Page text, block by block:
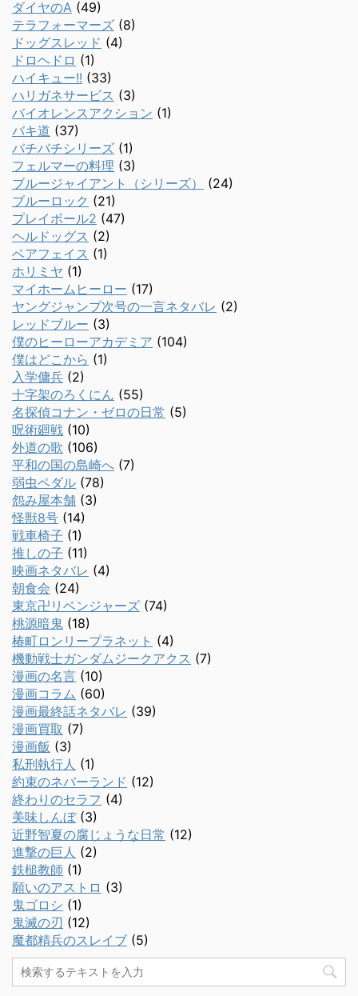
ダイヤのA (49)
テラフォーマーズ (8)
ドッグスレッド (4)
ドロヘドロ (1)
ハイキュー!! (33)
ハリガネサービス (3)
バイオレンスアクション (1)
バキ道 (37)
バチバチシリーズ (1)
フェルマーの料理 (3)
ブルージャイアント（シリーズ）
(24)
ブルーロック (21)
プレイボール2 (47)
ヘルドッグス (2)
ベアフェイス (1)
ホリミヤ (1)
マイホームヒーロー (17)
ヤングジャンプ次号の一言ネタバレ (2)
レッドブルー (3)
僕のヒーローアカデミア (104)
僕はどこから (1)
入学傭兵 (2)
十字架のろくにん (55)
名探偵コナン・ゼロの日常 (5)
呪術廻戦 (10)
外道の歌 (106)
平和の国の島崎へ (7)
弱虫ペダル (78)
怨み屋本舗 (3)
怪獣8号 (14)
戦車椅子 (1)
推しの子 (11)
映画ネタバレ (4)
朝食会 (24)
東京卍リベンジャーズ (74)
桃源暗鬼 (18)
椿町ロンリープラネット (4)
機動戦士ガンダムジークアクス (7)
漫画の名言 (10)
漫画コラム (60)
漫画最終話ネタバレ (39)
漫画買取 (7)
漫画飯 (3)
私刑執行人 (1)
約束のネバーランド (12)
終わりのセラフ (4)
美味しんぼ(3)
近野智夏の腐じょうな日常 (12)
進撃の巨人 (2)
鉄槌教師 (1)
願いのアストロ (3)
鬼ゴロシ (1)
鬼滅の刃 (12)
魔都精兵のスレイブ (5)